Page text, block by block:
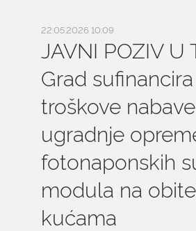
22.05.2026 10:09
JAVNI POZIV U
Grad sufinancira
troškove
ugradnje
fotonaponskih
modula na
kućama